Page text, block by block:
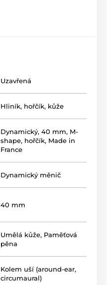
Uzavřená
Hliník, hořčík, kůže
Dynamický, 40 mm, M-
shape, hořčík, Made in
France
Dynamický měnič
40 mm
Umělá kůže, Paměťová
pěna
Kolem uší (around-ear,
circumaural)